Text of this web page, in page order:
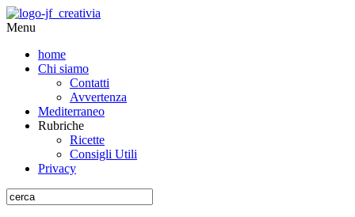
Menu
home
Chi siamo
Contatti
Avvertenza
Mediterraneo
Rubriche
Ricette
Consigli Utili
Privacy